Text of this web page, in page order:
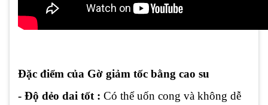
Đặc điểm của Gờ giảm tốc bằng cao su
- Độ dẻo dai tốt : Có thể uốn cong và không dễ